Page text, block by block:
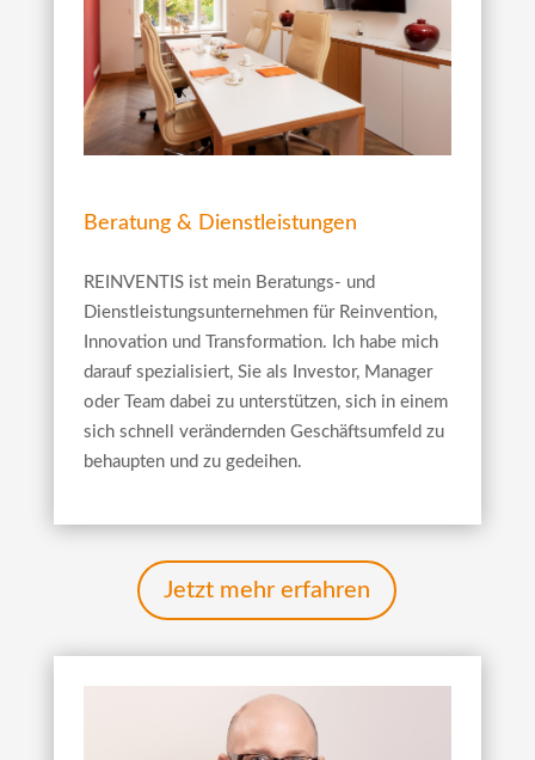
Beratung & Dienstleistungen
REINVENTIS ist mein Beratungs- und
Dienstleistungsunternehmen für Reinvention,
Innovation und Transformation. Ich habe mich
darauf spezialisiert, Sie als Investor, Manager
oder Team dabei zu unterstützen, sich in einem
sich schnell verändernden Geschäftsumfeld zu
behaupten und zu gedeihen.
Jetzt mehr erfahren